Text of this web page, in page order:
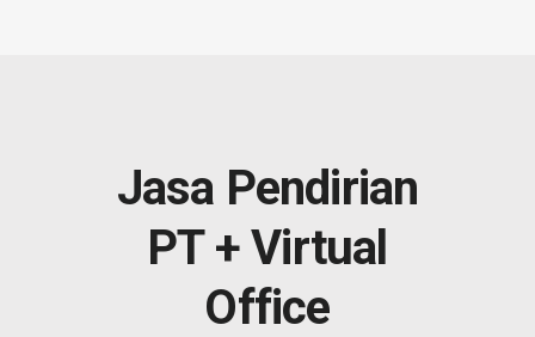
Jasa Pendirian
PT + Virtual
Office